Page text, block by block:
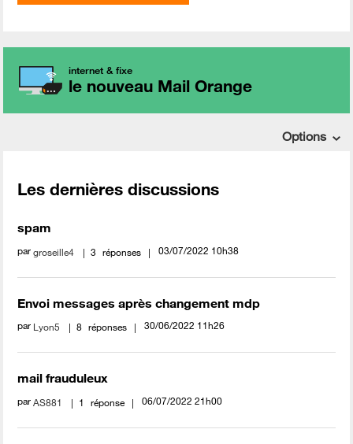
internet & fixe
le nouveau Mail Orange
Options
Les dernières discussions
spam
pargroseille4 3 réponses ‎03/07/2022 10h38
Envoi messages après changement mdp
par Lyon5 8 réponses ‎30/06/2022 11h26
mail frauduleux
parAS881 1 réponse ‎06/07/2022 21h00